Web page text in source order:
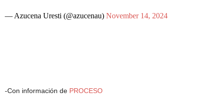
— Azucena Uresti (@azucenau) November 14, 2024
-Con información de PROCESO